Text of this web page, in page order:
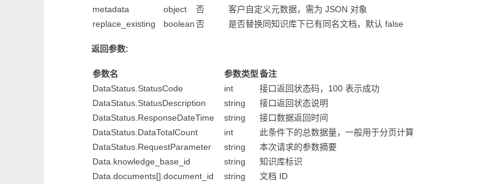
metadata
object 否
客户自定义元数据，需为 JSON 对象
replace_existing
boolean否 是否替换同知识库下已有同名文档，默认 false
返回参数:
参数名 参数类型备注
DataStatus.StatusCode
int
接口返回状态码，100 表示成功
DataStatus.StatusDescription
string
接口返回状态说明
DataStatus.ResponseDateTime
string
接口数据返回时间
DataStatus.DataTotalCount
int
此条件下的总数据量，一般用于分页计算
DataStatus.RequestParameter
string
本次请求的参数摘要
Data.knowledge_base_id
string
知识库标识
Data.documents[].document_id
string
文档 ID